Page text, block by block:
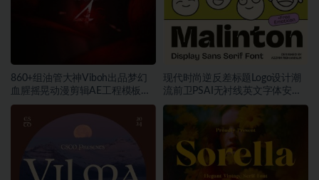
860+组油管大神Viboh出品梦幻
血腥摇晃动漫剪辑AE工程模板预
设叠加视频音效字体素材包
现代时尚逆反差标题Logo设计潮
流前卫PSAI无衬线英文字体安装
包素材